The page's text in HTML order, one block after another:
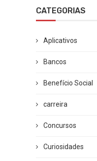
CATEGORIAS
Aplicativos
Bancos
Benefício Social
carreira
Concursos
Curiosidades